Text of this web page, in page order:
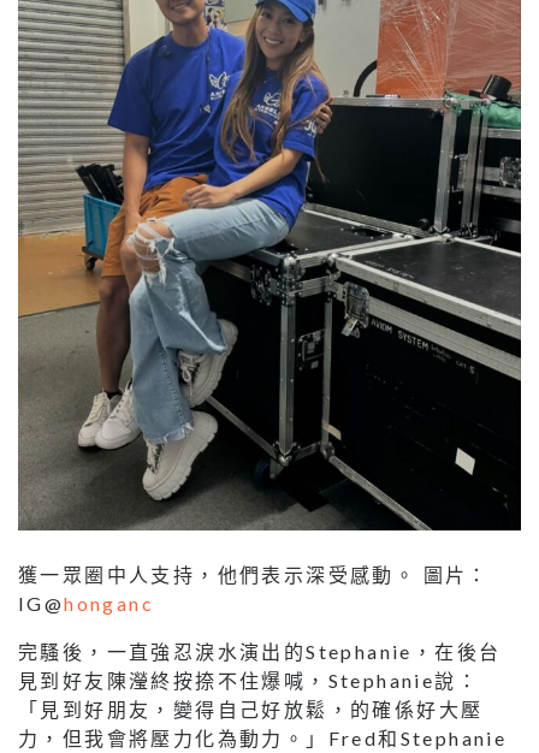
獲一眾圈中人支持，他們表示深受感動。 圖片：
IG@honganc
完騷後，一直強忍淚水演出的Stephanie，在後台
見到好友陳瀅終按捺不住爆喊，Stephanie說：
「見到好朋友，變得自己好放鬆，的確係好大壓
力，但我會將壓力化為動力。」Fred和Stephanie